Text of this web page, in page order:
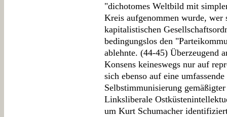
"dichotomes Weltbild mit
Kreis aufgenommen wurde,
kapitalistischen
bedingungslos den
ablehnte. (44-45) Überzeugend
Konsens keineswegs nur auf
sich ebenso auf eine
Selbstimmunisierung
Linksliberale
um Kurt Schumacher